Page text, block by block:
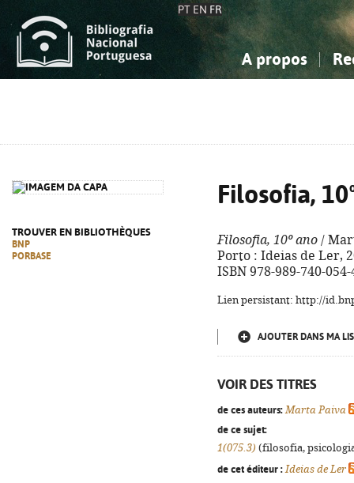
PT EN FR
A propos
TROUVER EN BIBLIOTHÈQUES
BNP
PORBASE
Filosofia,
Filosofia, 10º ano /
Porto : Ideias de Ler,
ISBN 978-989-740-054-
Lien persistant: http://
AJOUTER DANS MA
VOIR DES TITRES
de ces auteurs: Marta Paiva
de ce sujet:
1(075.3) (filosofia,
de cet éditeur : Ideias de Ler